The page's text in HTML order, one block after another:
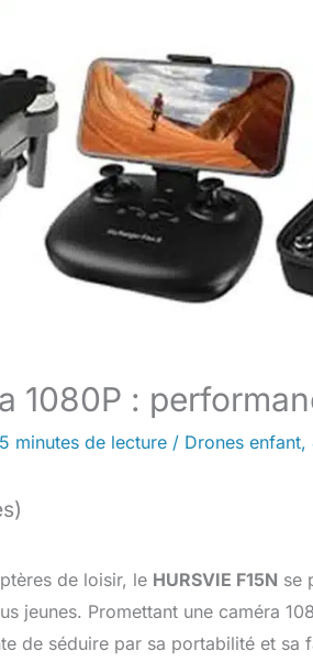
1080P :
5 minutes de lecture / Drones enfant,
de loisir, le HURSVIE F15N se
jeunes. Promettant une caméra
de séduire par sa portabilité et sa